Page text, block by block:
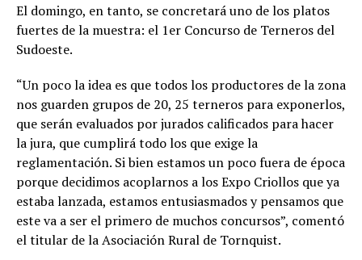
El domingo, en tanto, se concretará uno de los platos
fuertes de la muestra: el 1er Concurso de Terneros del
Sudoeste.
“Un poco la idea es que todos los productores de la zona
nos guarden grupos de 20, 25 terneros para exponerlos,
que serán evaluados por jurados calificados para hacer
la jura, que cumplirá todo los que exige la
reglamentación. Si bien estamos un poco fuera de época
porque decidimos acoplarnos a los Expo Criollos que ya
estaba lanzada, estamos entusiasmados y pensamos que
este va a ser el primero de muchos concursos”, comentó
el titular de la Asociación Rural de Tornquist.